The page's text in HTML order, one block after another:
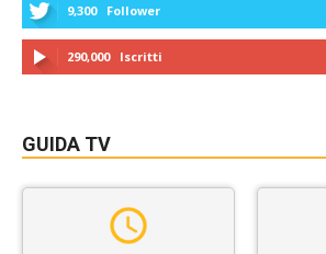
9,300 Follower
290,000 Iscritti
GUIDA TV